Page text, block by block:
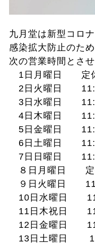
九月堂は新型コロ
感染拡大防止のた
次の営業時間とさ
1日月曜日 定
2日火曜日
3日水曜日
4日木曜日
5日金曜日
6日土曜日
7日日曜日
８日月曜 日 定
９日火曜日
10日水曜日
11日木祝日
12日金曜日
13日土曜日